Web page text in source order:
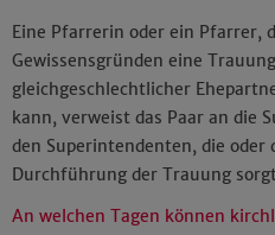
Eine Pfarrerin oder ein Pfarrer,
Gewissensgründen eine Trauung
gleichgeschlechtlicher
kann, verweist das Paar an die
den Superintendenten, die oder
Durchführung der Trauung
An welchen Tagen können